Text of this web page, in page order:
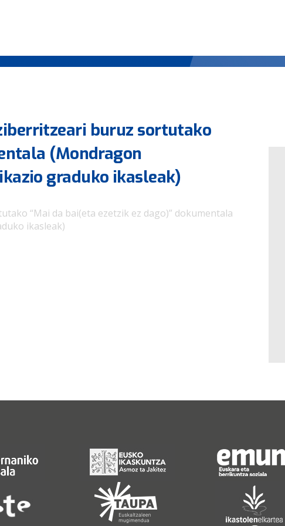
buruz sortutako
(Mondragon
graduko ikasleak)
“Mai da bai(eta ezetzik ez dago)” dokumentala
ikasleak)